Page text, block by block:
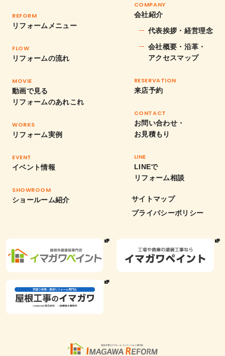
REFORM
リフォームメニュー
FLOW
リフォームの流れ
MOVIE
動画で見る
リフォームのあれこれ
WORKS
リフォーム実例
EVENT
イベント情報
SHOWROOM
ショールーム紹介
COMPANY
会社紹介
代表挨拶・経営理念
会社概要・沿革・
アクセスマップ
RESERVATION
来店予約
CONTACT
お問い合わせ・
お見積もり
LINE
LINEで
リフォーム相談
サイトマップ
プライバシーポリシー